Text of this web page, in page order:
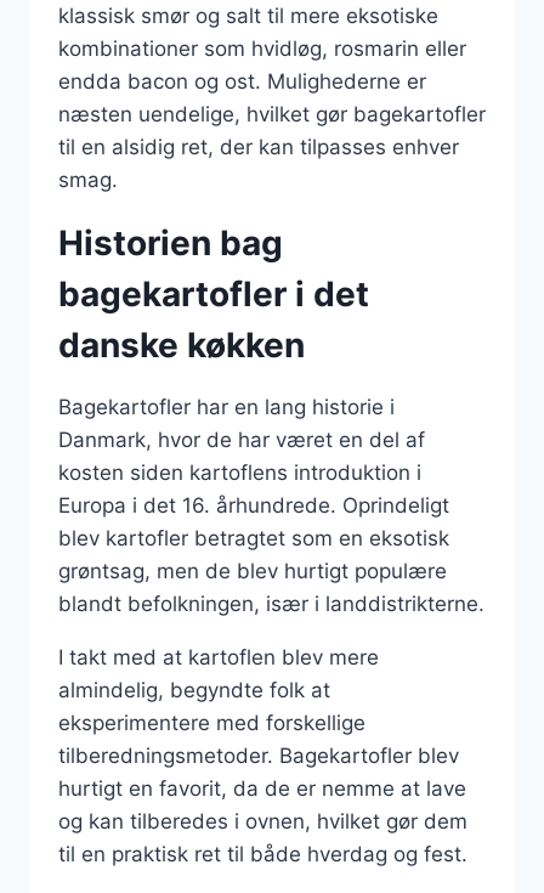
klassisk smør og salt til mere eksotiske
kombinationer som hvidløg, rosmarin eller
endda bacon og ost. Mulighederne er
næsten uendelige, hvilket gør bagekartofler
til en alsidig ret, der kan tilpasses enhver
smag.
Historien bag
bagekartofler i det
danske køkken
Bagekartofler har en lang historie i
Danmark, hvor de har været en del af
kosten siden kartoflens introduktion i
Europa i det 16. århundrede. Oprindeligt
blev kartofler betragtet som en eksotisk
grøntsag, men de blev hurtigt populære
blandt befolkningen, især i landdistrikterne.
I takt med at kartoflen blev mere
almindelig, begyndte folk at
eksperimentere med forskellige
tilberedningsmetoder. Bagekartofler blev
hurtigt en favorit, da de er nemme at lave
og kan tilberedes i ovnen, hvilket gør dem
til en praktisk ret til både hverdag og fest.